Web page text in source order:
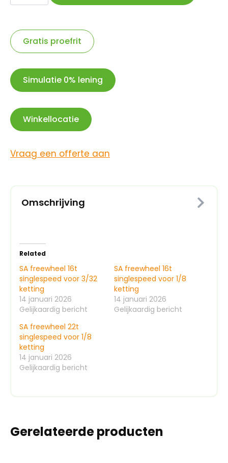
singlespeed
ketting
aantalGratis proefrit
Simulatie 0% lening
Winkellocatie
Vraag een offerte aan
Omschrijving
Related
SA freewheel 16t
singlespeed voor 3/32
ketting
14 januari 2026
Gelijkaardig bericht
SA freewheel 16t
singlespeed voor 1/8
ketting
14 januari 2026
Gelijkaardig bericht
SA freewheel 22t
singlespeed voor 1/8
ketting
14 januari 2026
Gelijkaardig bericht
Gerelateerde producten